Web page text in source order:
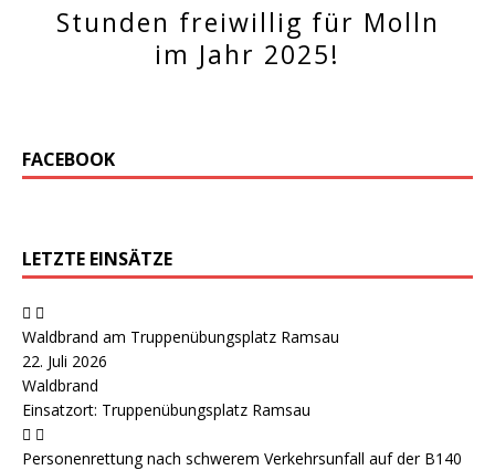
Stunden freiwillig für Molln
im Jahr 2025!
FACEBOOK
LETZTE EINSÄTZE
Waldbrand am Truppenübungsplatz Ramsau
22. Juli 2026
Waldbrand
Einsatzort: Truppenübungsplatz Ramsau
Personenrettung nach schwerem Verkehrsunfall auf der B140